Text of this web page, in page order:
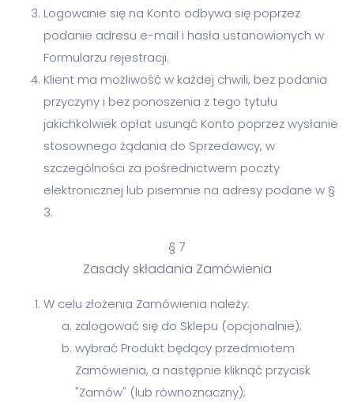
Logowanie się na Konto odbywa się poprzez
podanie adresu e-mail i hasła ustanowionych w
Formularzu rejestracji.
Klient ma możliwość w każdej chwili, bez podania
przyczyny i bez ponoszenia z tego tytułu
jakichkolwiek opłat usunąć Konto poprzez wysłanie
stosownego żądania do Sprzedawcy, w
szczególności za pośrednictwem poczty
elektronicznej lub pisemnie na adresy podane w §
3.
§ 7
Zasady składania Zamówienia
W celu złożenia Zamówienia należy:
zalogować się do Sklepu (opcjonalnie);
wybrać Produkt będący przedmiotem
Zamówienia, a następnie kliknąć przycisk
"Zamów" (lub równoznaczny);